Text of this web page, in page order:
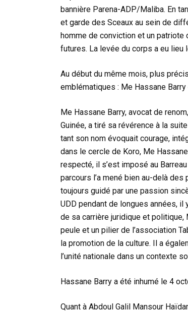
bannière Parena-ADP/Maliba. En
et garde des Sceaux au sein de
homme de conviction et un
futures. La levée du corps a eu lieu
Au début du même mois, plus
emblématiques : Me Hassane
Me Hassane Barry, avocat de
Guinée, a tiré sa révérence à la
tant son nom évoquait courage,
dans le cercle de Koro, Me
respecté, il s’est imposé au
parcours l’a mené bien au-delà
toujours guidé par une passion
UDD pendant de longues années,
de sa carrière juridique et politique,
peule et un pilier de l’association
la promotion de la culture. Il a
l’unité nationale dans un contexte
Hassane Barry a été inhumé le 4
Quant à Abdoul Galil Mansour